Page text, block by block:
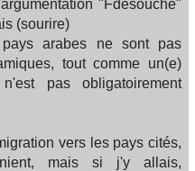
"Fdesouche"
(sourire)
arabes ne sont pas
tout comme un(e)
pas obligatoirement
vers les pays cités,
mais si j'y allais,